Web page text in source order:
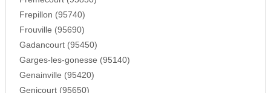
Frepillon (95740)
Frouville (95690)
Gadancourt (95450)
Garges-les-gonesse (95140)
Genainville (95420)
Genicourt (95650)